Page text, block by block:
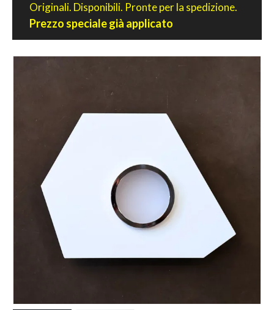
Originali. Disponibili. Pronte per la spedizione.
Prezzo speciale già applicato